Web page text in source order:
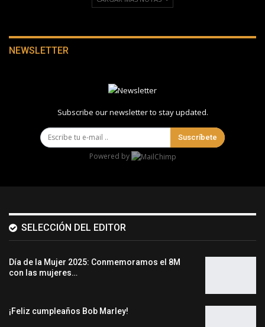
NEWSLETTER
Subscribe our newsletter to stay updated.
Suscríbete
Powered by
SELECCIÓN DEL EDITOR
Día de la Mujer 2025: Conmemoramos el 8M
con las mujeres…
¡Feliz cumpleaños Bob Marley!